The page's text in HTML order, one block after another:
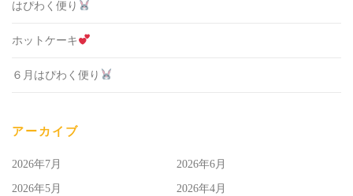
はぴわく便り
ホットケーキ
６月はぴわく便り
アーカイブ
2026年7月 2026年6月
2026年5月 2026年4月